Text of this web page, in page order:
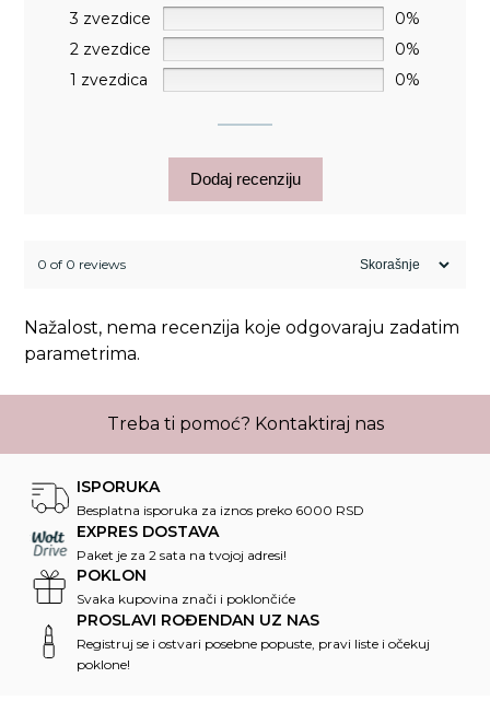
3 zvezdice
0%
2 zvezdice
0%
1 zvezdica
0%
Dodaj recenziju
0 of 0 reviews
Nažalost, nema recenzija koje odgovaraju zadatim
parametrima.
Treba ti pomoć? Kontaktiraj nas
ISPORUKA
Besplatna isporuka za iznos preko 6000 RSD
EXPRES DOSTAVA
Paket je za 2 sata na tvojoj adresi!
POKLON
Svaka kupovina znači i poklončiće
PROSLAVI ROĐENDAN UZ NAS
Registruj se i ostvari posebne popuste, pravi liste i očekuj
poklone!